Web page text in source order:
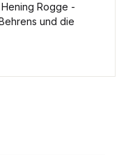
Rogge -
und die